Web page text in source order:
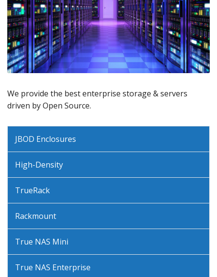
We provide the best enterprise storage & servers
driven by Open Source.
JBOD Enclosures
High-Density
TrueRack
Rackmount
True NAS Mini
True NAS Enterprise